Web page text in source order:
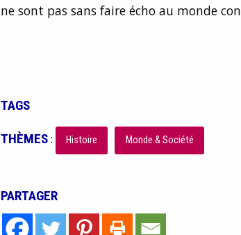
ne sont pas sans faire écho au monde
TAGS
THÈMES: Histoire Monde & Société
PARTAGER